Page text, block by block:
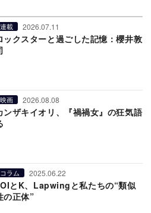
連載 2026.07.11
ックスターと過ごした記憶：櫻井敦
映画 2026.08.08
ンザキイオリ、『禍禍女』の狂気語
コラム 2025.06.22
とK、Lapwingと私たちの“類似
の正体”